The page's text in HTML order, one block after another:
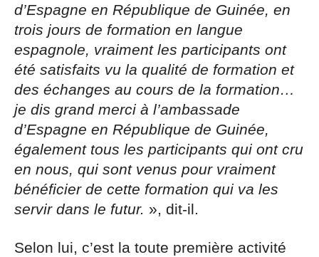
d’Espagne en République de Guinée, en
trois jours de formation en langue
espagnole, vraiment les participants ont
été satisfaits vu la qualité de formation et
des échanges au cours de la formation…
je dis grand merci à l’ambassade
d’Espagne en République de Guinée,
également tous les participants qui ont cru
en nous, qui sont venus pour vraiment
bénéficier de cette formation qui va les
servir dans le futur. », dit-il.
Selon lui, c’est la toute première activité